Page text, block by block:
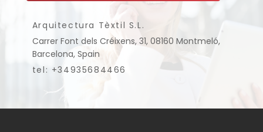
Arquitectura Tèxtil S.L.
Carrer Font dels Créixens, 31, 08160 Montmeló,
Barcelona, Spain
tel: +34935684466